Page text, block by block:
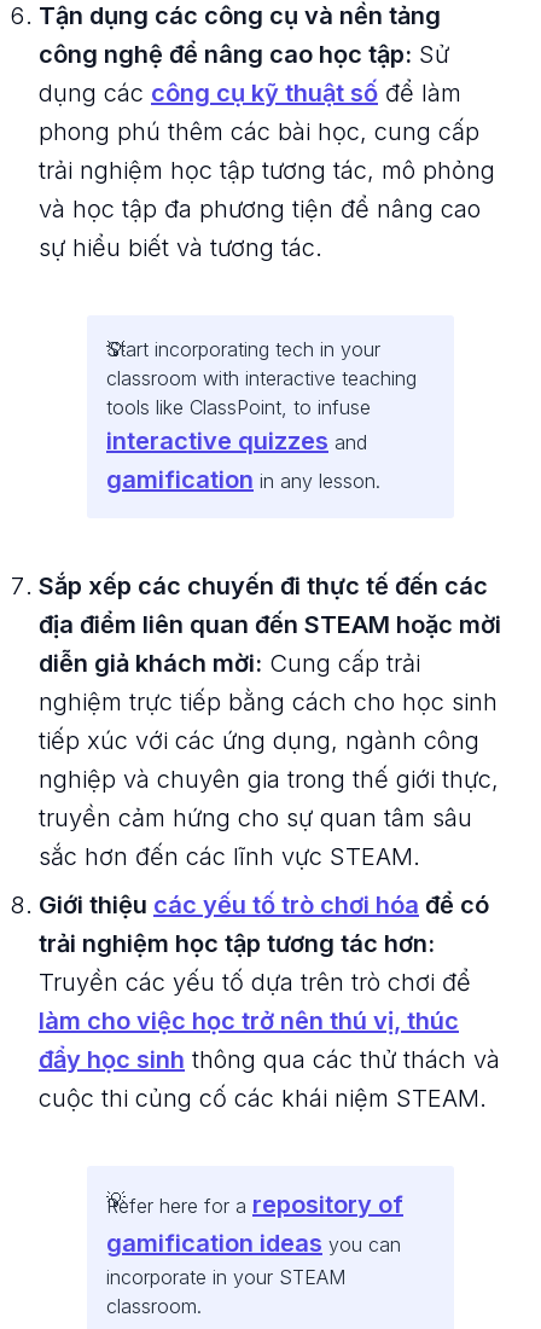
Tận dụng các công cụ và nền tảng
công nghệ để nâng cao học tập: Sử
dụng các công cụ kỹ thuật số để làm
phong phú thêm các bài học, cung cấp
trải nghiệm học tập tương tác, mô phỏng
và học tập đa phương tiện để nâng cao
sự hiểu biết và tương tác.
Start incorporating tech in your
classroom with interactive teaching
tools like ClassPoint, to infuse
interactive quizzes and
gamification in any lesson.
Sắp xếp các chuyến đi thực tế đến các
địa điểm liên quan đến STEAM hoặc mời
diễn giả khách mời: Cung cấp trải
nghiệm trực tiếp bằng cách cho học sinh
tiếp xúc với các ứng dụng, ngành công
nghiệp và chuyên gia trong thế giới thực,
truyền cảm hứng cho sự quan tâm sâu
sắc hơn đến các lĩnh vực STEAM.
Giới thiệu các yếu tố trò chơi hóa để có
trải nghiệm học tập tương tác hơn:
Truyền các yếu tố dựa trên trò chơi để
làm cho việc học trở nên thú vị, thúc
đẩy học sinh thông qua các thử thách và
cuộc thi củng cố các khái niệm STEAM.
Refer here for a repository of
gamification ideas you can
incorporate in your STEAM
classroom.